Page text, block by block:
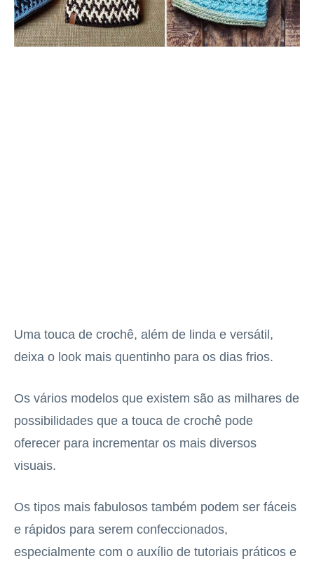
Uma touca de crochê, além de linda e versátil,
deixa o look mais quentinho para os dias frios.
Os vários modelos que existem são as milhares de
possibilidades que a touca de crochê pode
oferecer para incrementar os mais diversos
visuais.
Os tipos mais fabulosos também podem ser fáceis
e rápidos para serem confeccionados,
especialmente com o auxílio de tutoriais práticos e